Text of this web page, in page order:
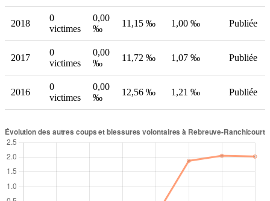
2018
0
victimes
0,00
‰
11,15 ‰ 1,00 ‰ Publiée
2017
0
victimes
0,00
‰
11,72 ‰ 1,07 ‰ Publiée
2016
0
victimes
0,00
‰
12,56 ‰ 1,21 ‰ Publiée